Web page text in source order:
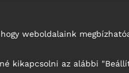
weboldalaink
kikapcsolni az alábbi